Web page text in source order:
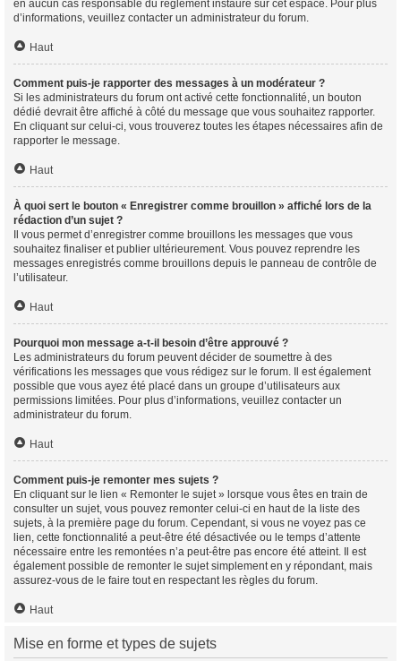
en aucun cas responsable du règlement instauré sur cet espace. Pour plus
d’informations, veuillez contacter un administrateur du forum.
Haut
Comment puis-je rapporter des messages à un modérateur ?
Si les administrateurs du forum ont activé cette fonctionnalité, un bouton
dédié devrait être affiché à côté du message que vous souhaitez rapporter.
En cliquant sur celui-ci, vous trouverez toutes les étapes nécessaires afin de
rapporter le message.
Haut
À quoi sert le bouton « Enregistrer comme brouillon » affiché lors de la
rédaction d’un sujet ?
Il vous permet d’enregistrer comme brouillons les messages que vous
souhaitez finaliser et publier ultérieurement. Vous pouvez reprendre les
messages enregistrés comme brouillons depuis le panneau de contrôle de
l’utilisateur.
Haut
Pourquoi mon message a-t-il besoin d’être approuvé ?
Les administrateurs du forum peuvent décider de soumettre à des
vérifications les messages que vous rédigez sur le forum. Il est également
possible que vous ayez été placé dans un groupe d’utilisateurs aux
permissions limitées. Pour plus d’informations, veuillez contacter un
administrateur du forum.
Haut
Comment puis-je remonter mes sujets ?
En cliquant sur le lien « Remonter le sujet » lorsque vous êtes en train de
consulter un sujet, vous pouvez remonter celui-ci en haut de la liste des
sujets, à la première page du forum. Cependant, si vous ne voyez pas ce
lien, cette fonctionnalité a peut-être été désactivée ou le temps d’attente
nécessaire entre les remontées n’a peut-être pas encore été atteint. Il est
également possible de remonter le sujet simplement en y répondant, mais
assurez-vous de le faire tout en respectant les règles du forum.
Haut
Mise en forme et types de sujets